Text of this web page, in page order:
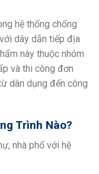
hệ thống chống
dây dẫn tiếp địa
này thuộc nhóm
và thi công đơn
dân dụng đến công
Trình Nào?
nhà phố với hệ